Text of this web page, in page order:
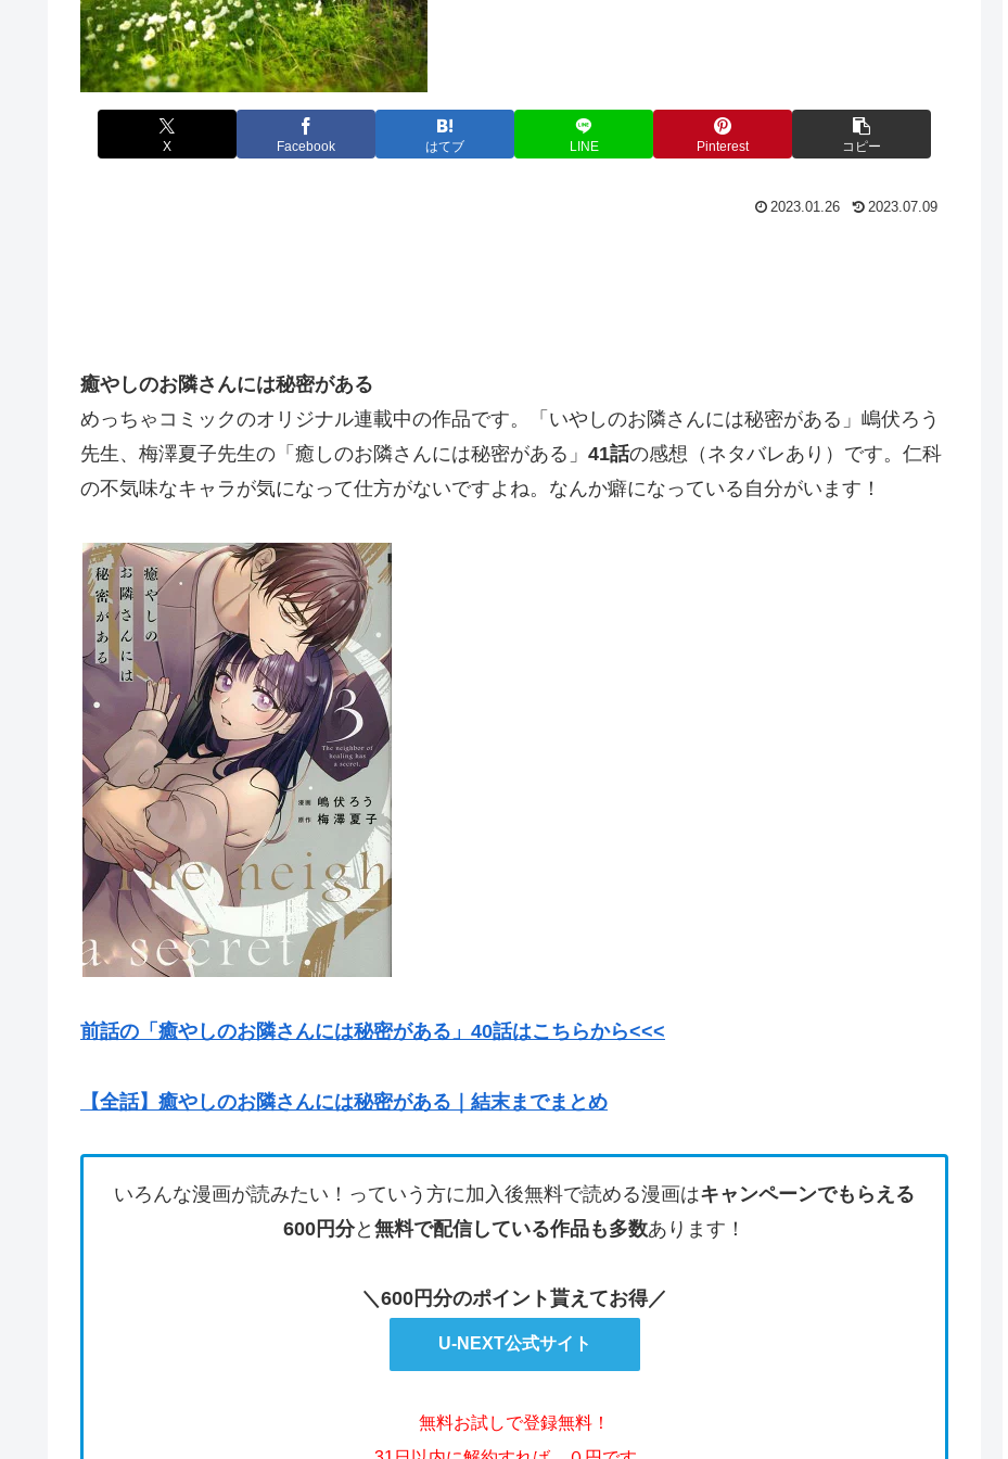
X Facebook はてブ LINE Pinterest コピー
2023.01.26 2023.07.09
癒やしのお隣さんには秘密がある
めっちゃコミックのオリジナル連載中の作品です。「いやしのお隣さんには秘密がある」嶋伏ろう
先生、梅澤夏子先生の「癒しのお隣さんには秘密がある」 41話の感想（ネタバレあり）です。仁科
の不気味なキャラが気になって仕方がないですよね。なんか癖になっている自分がいます！
前話の「癒やしのお隣さんには秘密がある」40話はこちらから<<<
【全話】癒やしのお隣さんには秘密がある｜結末までまとめ
いろんな漫画が読みたい！っていう方に加入後無料で読める漫画はキャンペーンでもらえる
600円分と 無料で配信している作品も多数あります！
＼600円分のポイント貰えてお得／
U-NEXT公式サイト
無料お試しで登録無料！